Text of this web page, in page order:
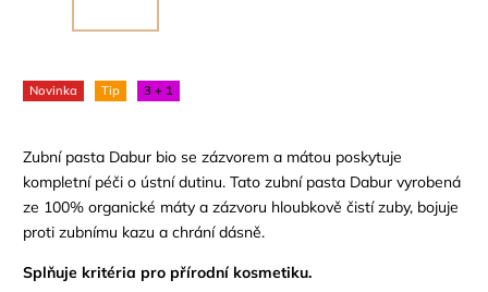
Novinka Tip 3 + 1
Zubní pasta Dabur bio se zázvorem a mátou poskytuje
kompletní péči o ústní dutinu. Tato zubní pasta Dabur vyrobená
ze 100% organické máty a zázvoru hloubkově čistí zuby, bojuje
proti zubnímu kazu a chrání dásně.
Splňuje kritéria pro přírodní kosmetiku.